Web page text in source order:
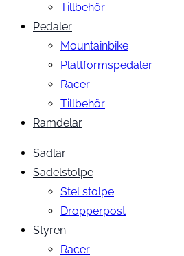
Tillbehör
Pedaler
Mountainbike
Plattformspedaler
Racer
Tillbehör
Ramdelar
Sadlar
Sadelstolpe
Stel stolpe
Dropperpost
Styren
Racer